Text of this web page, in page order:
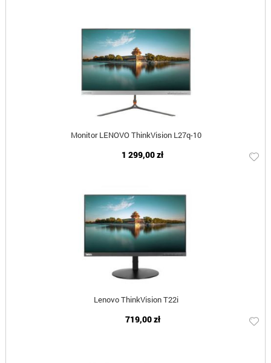
Monitor LENOVO ThinkVision L27q-10
1 299,00 zł
Lenovo ThinkVision T22i
719,00 zł